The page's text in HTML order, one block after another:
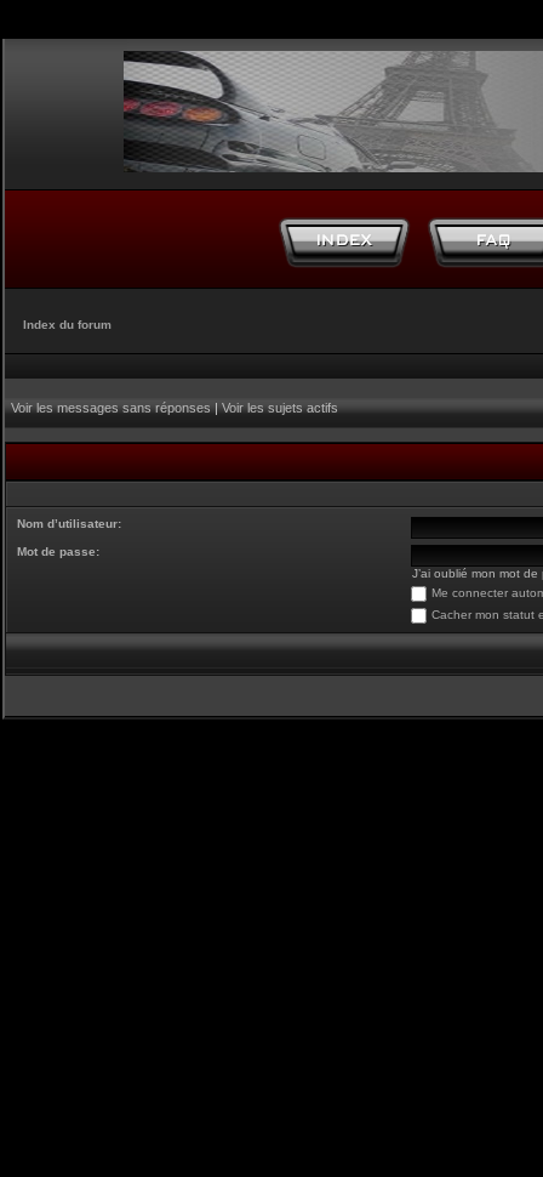
Index du forum
Voir les messages sans réponses|Voir les sujets actifs
Nom d’utilisateur:
Mot de passe:
J’ai oublié mon mot de
Me connecter
Cacher mon statut